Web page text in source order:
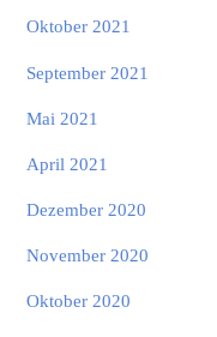
Oktober 2021
September 2021
Mai 2021
April 2021
Dezember 2020
November 2020
Oktober 2020